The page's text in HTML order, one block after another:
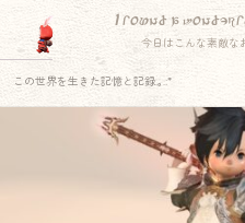
I found a
今日はこんな素敵な
この世界を生きた記憶と記録.｡.:*